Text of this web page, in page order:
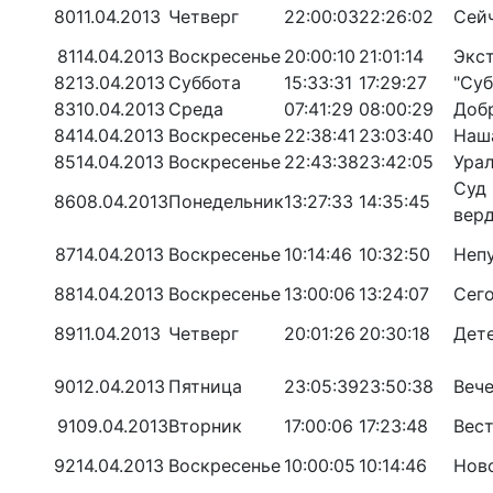
8011.04.2013 Четверг 22:00:0322:26:02
8114.04.2013 Воскресенье 20:00:10 21:01:14
8213.04.2013 Суббота 15:33:31 17:29:27
8310.04.2013 Среда 07:41:29 08:00:29
8414.04.2013 Воскресенье 22:38:41 23:03:40
8514.04.2013 Воскресенье 22:43:3823:42:05
8608.04.2013Понедельник13:27:33 14:35:45
Суд
8714.04.2013 Воскресенье 10:14:46 10:32:50
8814.04.2013 Воскресенье 13:00:06 13:24:07
8911.04.2013 Четверг 20:01:26 20:30:18
9012.04.2013 Пятница 23:05:3923:50:38
9109.04.2013Вторник 17:00:06 17:23:48
9214.04.2013 Воскресенье 10:00:05 10:14:46